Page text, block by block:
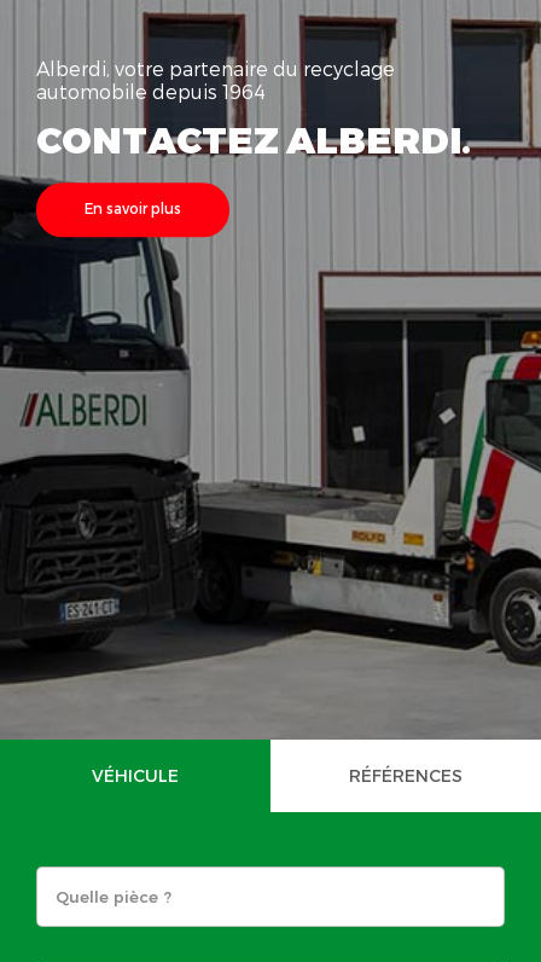
Alberdi, votre partenaire du recyclage
automobile depuis 1964
CONTACTEZ ALBERDI.
En savoir plus
VÉHICULE RÉFÉRENCES